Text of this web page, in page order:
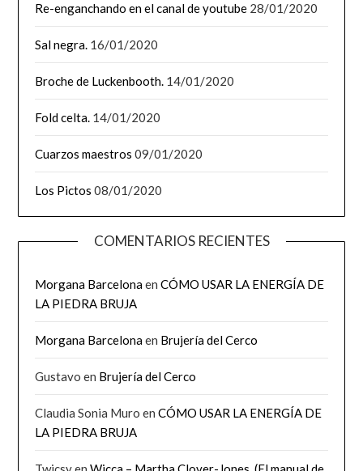
Re-enganchando en el canal de youtube 28/01/2020
Sal negra. 16/01/2020
Broche de Luckenbooth. 14/01/2020
Fold celta. 14/01/2020
Cuarzos maestros 09/01/2020
Los Pictos 08/01/2020
COMENTARIOS RECIENTES
Morgana BarcelonaenCÓMO USAR LA ENERGÍA DE
LA PIEDRA BRUJA
Morgana Barcelonaen Brujería del Cerco
Gustavo en Brujería del Cerco
Claudia Sonia Muro enCÓMO USAR LA ENERGÍA DE
LA PIEDRA BRUJA